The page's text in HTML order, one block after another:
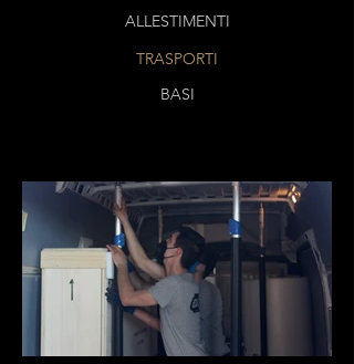
ALLESTIMENTI
TRASPORTI
BASI